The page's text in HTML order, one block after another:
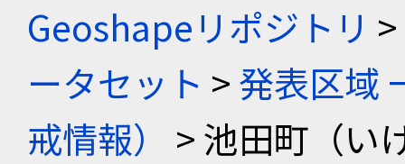
Geoshapeリポジトリ >
ータセット >発表区域
戒情報）
> 池田町（い